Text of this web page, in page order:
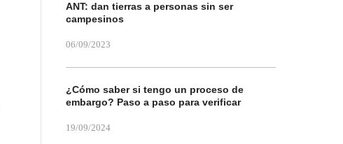
ANT: dan tierras a personas sin ser
campesinos
06/09/2023
¿Cómo saber si tengo un proceso de
embargo? Paso a paso para verificar
19/09/2024